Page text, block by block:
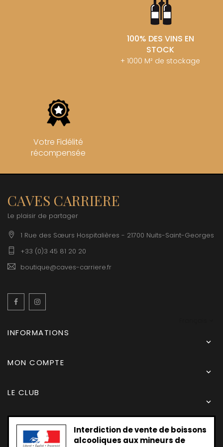
100% DES VINS EN
STOCK
+ 1000 M² de stockage
Votre Fidélité
récompensée
CAVES CARRIERE
Le plaisir de partager
1 Rue des Sœurs Hospitalières - 21700 Nuits-Saint-Georges
+33 (0)3 45 81 20 20
boutique@caves-carriere.fr
Facebook
INFORMATIONS

MON COMPTE

LE CLUB

Interdiction de vente de boissons
alcooliques aux mineurs de